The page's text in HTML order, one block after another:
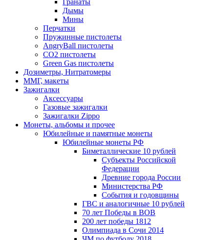
Дымы
Мины
Перчатки
Пружинные пистолеты
AngryBall пистолеты
CO2 пистолеты
Green Gas пистолеты
Дозиметры, Нитратомеры
ММГ, макеты
Зажигалки
Аксессуары
Газовые зажигалки
Зажигалки Zippo
Монеты, альбомы и прочее
Юбилейные и памятные монеты
Юбилейные монеты РФ
Биметаллические 10 рублей
Субъекты Российской
Федерации
Древние города России
Министерства РФ
События и годовщины
ГВС и аналогичные 10 рублей
70 лет Победы в ВОВ
200 лет победы 1812
Олимпиада в Сочи 2014